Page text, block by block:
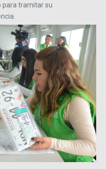
para tramitar su